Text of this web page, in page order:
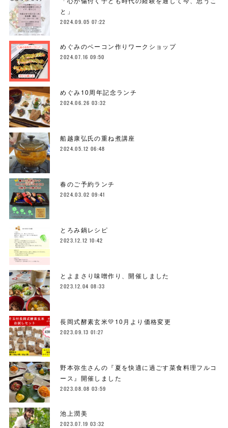
と」
2024.09.05 07:22
めぐみのベーコン作りワークショップ
2024.07.16 09:50
めぐみ10周年記念ランチ
2024.06.26 03:32
船越康弘氏の重ね煮講座
2024.05.12 06:48
春のご予約ランチ
2024.03.02 09:41
とろみ鍋レシピ
2023.12.12 10:42
とよまさり味噌作り、開催しました
2023.12.04 08:33
長岡式酵素玄米💛10月より価格変更
2023.09.13 01:27
野本弥生さんの『夏を快適に過ごす菜食料理フルコ
ース』開催しました
2023.08.08 03:59
池上潤美
2023.07.19 03:32